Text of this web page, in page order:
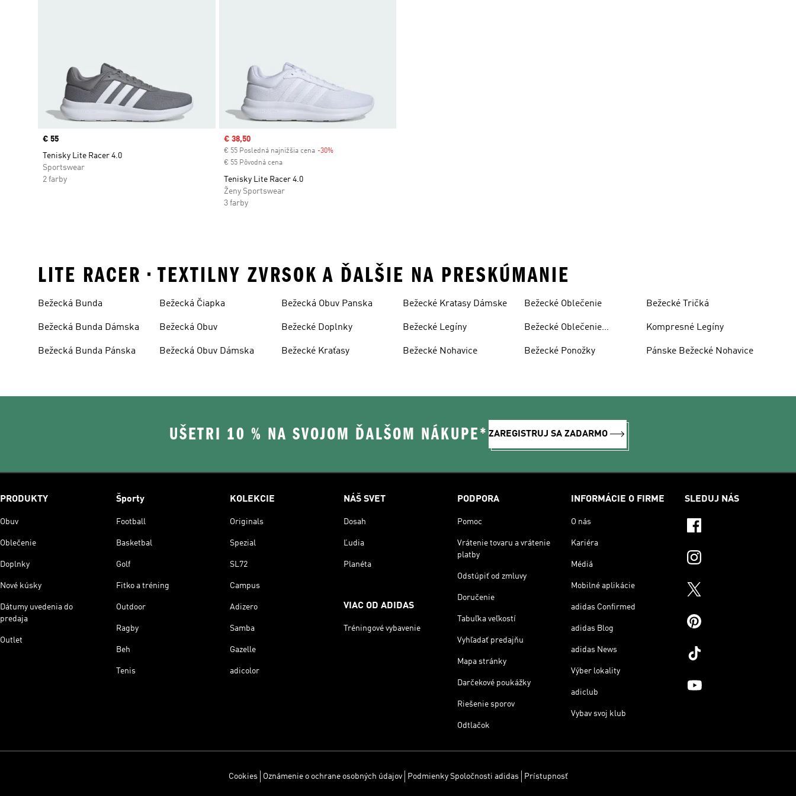
Price
€ 55
Tenisky Lite Racer 4.0
Sportswear
2 farby
Sale price
€ 38,50
€ 55 Posledná najnižšia cena -30%Discount
€ 55 Pôvodná cena
Tenisky Lite Racer 4.0
Ženy Sportswear
3 farby
LITE RACER • TEXTILNY ZVRSOK A ĎALŠIE NA PRESKÚMANIE
Bežecká Bunda
Bežecká Bunda Dámska
Bežecká Bunda Pánska
Bežecká Čiapka
Bežecká Obuv
Bežecká Obuv Dámska
Bežecká Obuv Panska
Bežecké Doplnky
Bežecké Kraťasy
Bežecké Kratasy Dámske
Bežecké Legíny
Bežecké Nohavice
Bežecké Oblečenie
Bežecké Oblečenie
Bežecké Ponožky
Bežecké Tričká
Kompresné Legíny
Pánske Bežecké Nohavice
UŠETRI 10 % NA SVOJOM ĎALŠOM NÁKUPE* ZAREGISTRUJ SA ZADARMO
PRODUKTY
Obuv
Oblečenie
Doplnky
Nové kúsky
Dátumy uvedenia do
predaja
Outlet
Športy
Football
Basketbal
Golf
Fitko a tréning
Outdoor
Ragby
Beh
Tenis
KOLEKCIE
Originals
Spezial
SL72
Campus
Adizero
Samba
Gazelle
adicolor
NÁŠ SVET
Dosah
Ľudia
Planéta
VIAC OD ADIDAS
Tréningové vybavenie
PODPORA
Pomoc
Vrátenie tovaru a vrátenie
platby
Odstúpiť od zmluvy
Doručenie
Tabuľka veľkostí
Vyhľadať predajňu
Mapa stránky
Darčekové poukážky
Riešenie sporov
Odtlačok
INFORMÁCIE O FIRME
O nás
Kariéra
Médiá
Mobilné aplikácie
adidas Confirmed
adidas Blog
adidas News
Výber lokality
adiclub
Vybav svoj klub
SLEDUJ NÁS
Cookies Oznámenie o ochrane osobných údajov Podmienky Spoločnosti adidas Prístupnosť